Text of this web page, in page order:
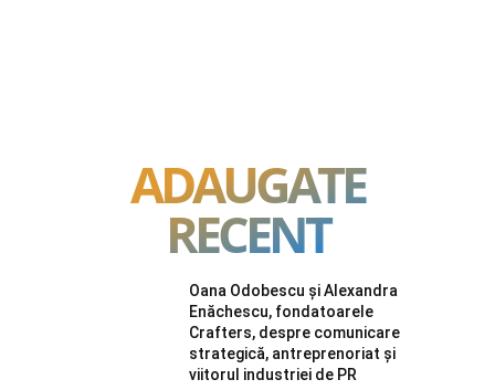
ADAUGATE
RECENT
Oana Odobescu și Alexandra
Enăchescu, fondatoarele
Crafters, despre comunicare
strategică, antreprenoriat și
viitorul industriei de PR